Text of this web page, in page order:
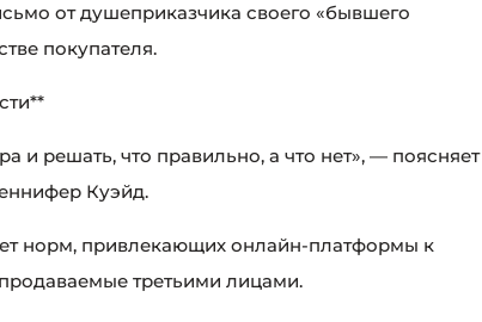
от душеприказчика своего «бывшего
покупателя.
и решать, что правильно, а что нет», — поясняет
Куэйд.
норм, привлекающих онлайн-платформы к
третьими лицами.